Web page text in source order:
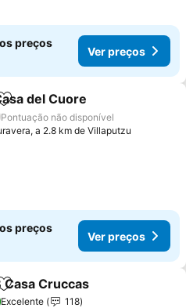
preços
Ver preços
Adicionar aos favoritos
del Cuore
Pontuação não disponível
a 2.8 km de Villaputzu
preços
Ver preços
Adicionar aos favoritos
Casa Cruccas
Excelente
118